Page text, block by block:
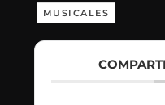
MUSICALES